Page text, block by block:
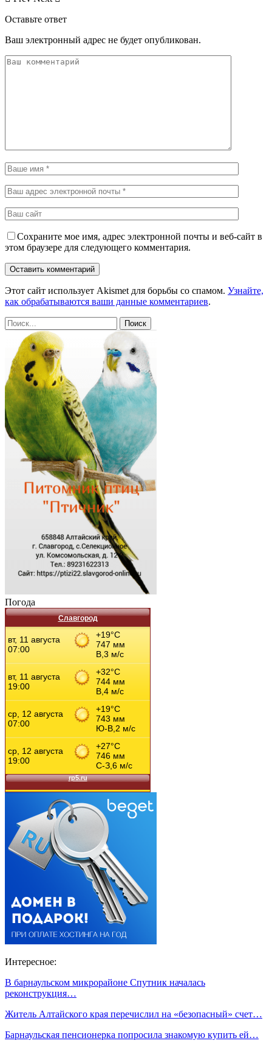
Оставьте ответ
Ваш электронный адрес не будет опубликован.
Сохраните мое имя, адрес электронной почты и веб-сайт в
этом браузере для следующего комментария.
Этот сайт использует Akismet для борьбы со спамом. Узнайте,
как обрабатываются ваши данные комментариев.
Погода
Славгород
Интересное:
В барнаульском микрорайоне Спутник началась
реконструкция…
Житель Алтайского края перечислил на «безопасный» счет…
Барнаульская пенсионерка попросила знакомую купить ей…